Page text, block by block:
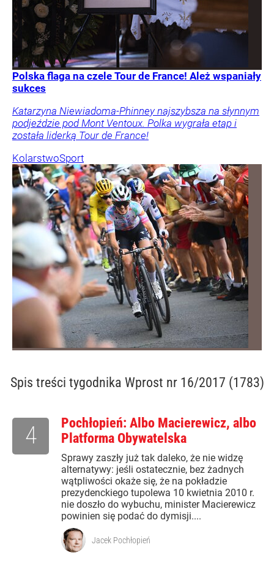
Polska flaga na czele Tour de France! Ależ wspaniały
sukces
Katarzyna Niewiadoma-Phinney najszybsza na słynnym
podjeździe pod Mont Ventoux. Polka wygrała etap i
została liderką Tour de France!
KolarstwoSport
Spis treści tygodnika Wprost nr 16/2017 (1783)
Pochłopień: Albo Macierewicz, albo
Platforma Obywatelska
Sprawy zaszły już tak daleko, że nie widzę
alternatywy: jeśli ostatecznie, bez żadnych
wątpliwości okaże się, że na pokładzie
prezydenckiego tupolewa 10 kwietnia 2010 r.
nie doszło do wybuchu, minister Macierewicz
powinien się podać do dymisji....
4
Jacek Pochłopień